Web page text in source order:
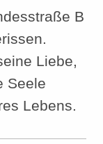
B
Liebe,
Seele
Lebens.